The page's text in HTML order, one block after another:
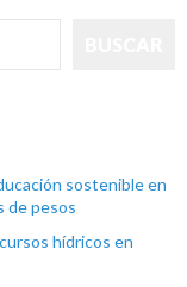
sostenible en
de pesos
hídricos en